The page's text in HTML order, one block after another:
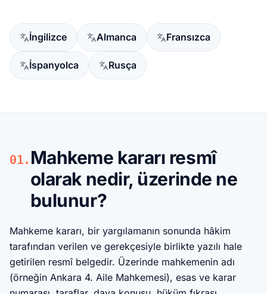
İngilizce Almanca Fransızca
İspanyolca Rusça
01. Mahkeme kararı resmî
olarak nedir, üzerinde ne
bulunur?
Mahkeme kararı, bir yargılamanın sonunda hâkim
tarafından verilen ve gerekçesiyle birlikte yazılı hale
getirilen resmî belgedir. Üzerinde mahkemenin adı
(örneğin Ankara 4. Aile Mahkemesi), esas ve karar